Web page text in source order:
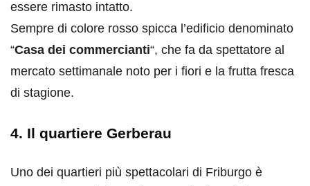
essere rimasto intatto.
Sempre di colore rosso spicca l’edificio denominato
“Casa dei commercianti“, che fa da spettatore al
mercato settimanale noto per i fiori e la frutta fresca
di stagione.
4. Il quartiere Gerberau
Uno dei quartieri più spettacolari di Friburgo è